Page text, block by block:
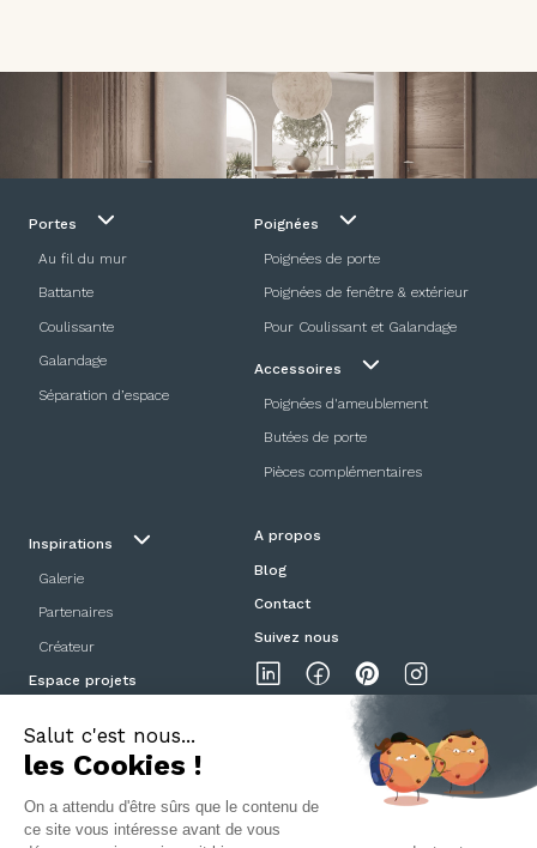
Portes
Au fil du mur
Battante
Coulissante
Galandage
Séparation d’espace
Poignées
Poignées de porte
Poignées de fenêtre & extérieur
Pour Coulissant et Galandage
Accessoires
Poignées d'ameublement
Butées de porte
Pièces complémentaires
Inspirations
Galerie
Partenaires
Créateur
Espace projets
A propos
Blog
Contact
Suivez nous
Mentions légalesPolitique de confidentialitéCGV